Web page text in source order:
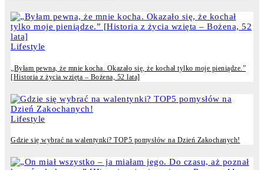
Lifestyle
„Byłam pewna, że mnie kocha. Okazało się, że kochał tylko moje pieniądze.”
[Historia z życia wzięta – Bożena, 52 lata]
Lifestyle
Gdzie się wybrać na walentynki? TOP5 pomysłów na Dzień Zakochanych!